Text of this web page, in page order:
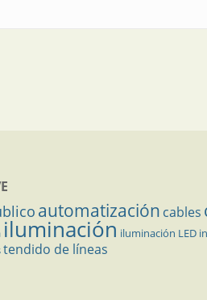
automatización cables
iluminación iluminación LED
tendido de líneas